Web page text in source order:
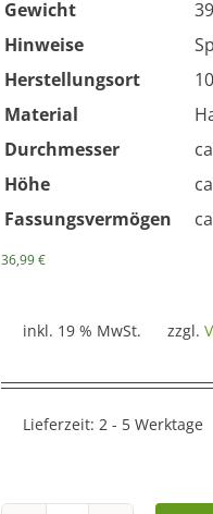
Gewicht
Hinweise
Herstellungsort
Material
Durchmesser
Höhe
Fassungsvermögen
36,99€
inkl. 19 % MwSt. zzgl.
Lieferzeit: 2 - 5 Werktage